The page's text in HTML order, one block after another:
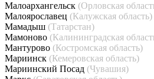
Малоархангельск (Орловская
Малоярославец (Калужская область)
Мамадыш (Татарстан)
Мамоново (Калининградская
Мантурово (Костромская область)
Мариинск (Кемеровская область)
Мариинский Посад (Чувашия)